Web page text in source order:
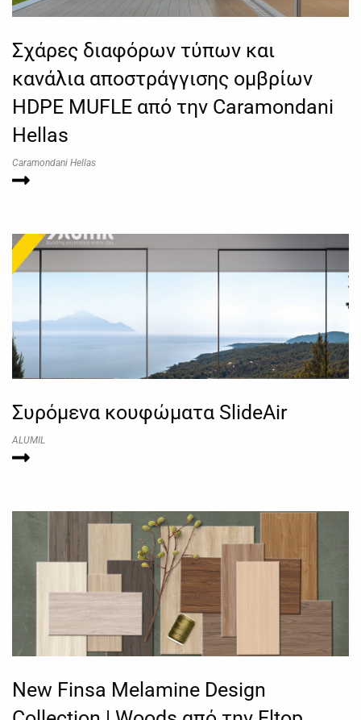
Σχάρες διαφόρων τύπων και
κανάλια αποστράγγισης ομβρίων
HDPE MUFLE από την Caramondani
Hellas
Caramondani Hellas
Συρόμενα κουφώματα SlideAir
ALUMIL
New Finsa Melamine Design